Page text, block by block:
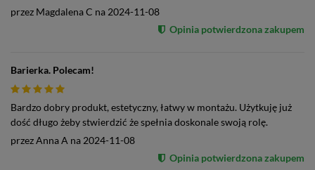
przez Magdalena C na 2024-11-08
Opinia potwierdzona zakupem
Barierka. Polecam!
Bardzo dobry produkt, estetyczny, łatwy w montażu. Użytkuję już
dość długo żeby stwierdzić że spełnia doskonale swoją rolę.
przezAnna A na 2024-11-08
Opinia potwierdzona zakupem